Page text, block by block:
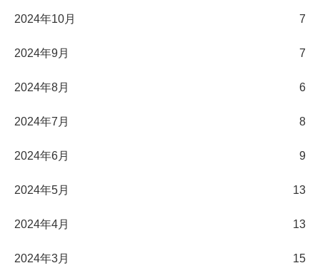
2024年10月 7
2024年9月 7
2024年8月 6
2024年7月 8
2024年6月 9
2024年5月 13
2024年4月 13
2024年3月 15